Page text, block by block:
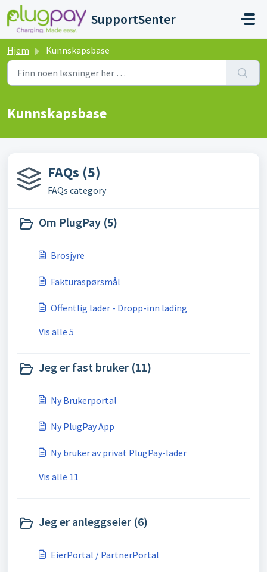
Gå til hovedinnhold
SupportSenter
Hjem Kunnskapsbase
Kunnskapsbase
FAQs (5)
FAQs category
Om PlugPay (5)
Brosjyre
Fakturaspørsmål
Offentlig lader - Dropp-inn lading
Vis alle 5
Jeg er fast bruker (11)
Ny Brukerportal
Ny PlugPay App
Ny bruker av privat PlugPay-lader
Vis alle 11
Jeg er anleggseier (6)
EierPortal / PartnerPortal